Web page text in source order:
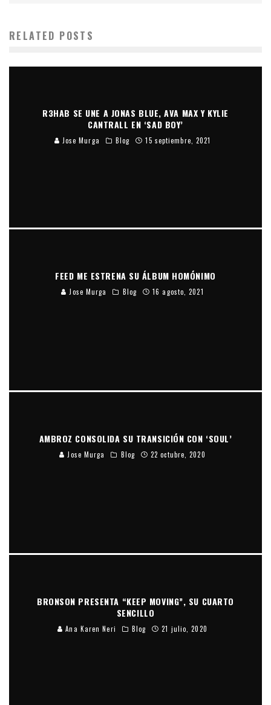
RELATED POSTS
R3HAB SE UNE A JONAS BLUE, AVA MAX Y KYLIE
CANTRALL EN ‘SAD BOY’
Jose Murga Blog 15 septiembre, 2021
FEED ME ESTRENA SU ÁLBUM HOMÓNIMO
Jose Murga Blog 16 agosto, 2021
AMBROZ CONSOLIDA SU TRANSICIÓN CON ‘SOUL’
Jose Murga Blog 22 octubre, 2020
BRONSON PRESENTA “KEEP MOVING”, SU CUARTO
SENCILLO
Ana Karen Neri Blog 21 julio, 2020